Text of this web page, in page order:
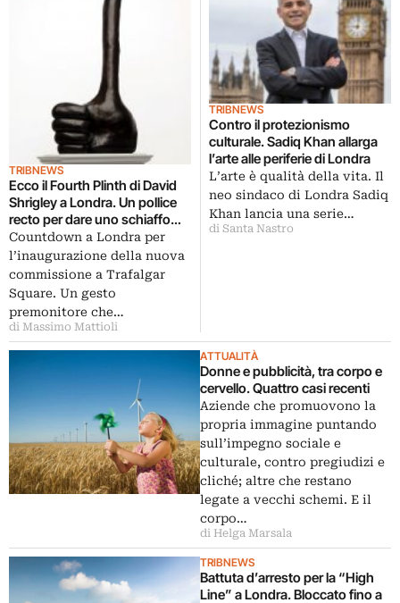
TRIBNEWS
Ecco il Fourth Plinth di David
Shrigley a Londra. Un pollice
recto per dare uno schiaffo
alla Brexit
Countdown a Londra per
l’inaugurazione della nuova
commissione a Trafalgar
Square. Un gesto
premonitore che…
di Massimo Mattioli
TRIBNEWS
Contro il protezionismo
culturale. Sadiq Khan allarga
l’arte alle periferie di Londra
L’arte è qualità della vita. Il
neo sindaco di Londra Sadiq
Khan lancia una serie…
di Santa Nastro
ATTUALITÀ
Donne e pubblicità, tra corpo e
cervello. Quattro casi recenti
Aziende che promuovono la
propria immagine puntando
sull’impegno sociale e
culturale, contro pregiudizi e
cliché; altre che restano
legate a vecchi schemi. E il
corpo…
di Helga Marsala
TRIBNEWS
Battuta d’arresto per la “High
Line” a Londra. Bloccato fino a